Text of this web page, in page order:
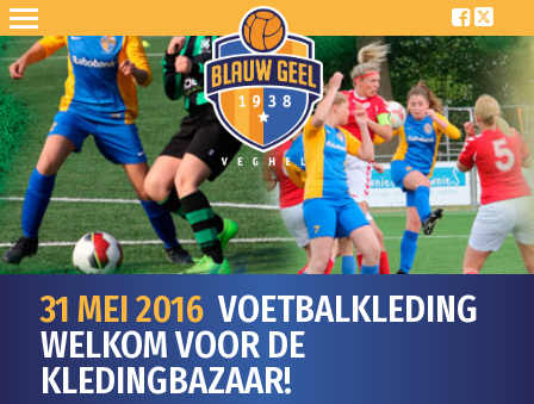
31 MEI 2016VOETBALKLEDING
WELKOM VOOR DE
KLEDINGBAZAAR!